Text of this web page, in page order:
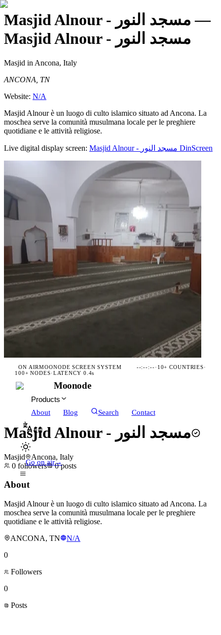
Masjid Alnour - مسجد النور —
Masjid Alnour - مسجد النور
Masjid in Ancona, Italy
ANCONA, TN
Website: N/A
Masjid Alnour è un luogo di culto islamico situato ad Ancona. La
moschea serve la comunità musulmana locale per le preghiere
quotidiane e le attività religiose.
Live digital display screen: Masjid Alnour - مسجد النور DinScreen
ON AIRMOONODE SCREEN SYSTEM --:--:--· 10+ COUNTRIES·
100+ NODES·LATENCY 0.4s
Moonode
Products
About
Blog Search Contact
EN
Go on air→
Masjid Alnour - مسجد النور
Masjid
Ancona, Italy
0 followers 0 posts
About
Masjid Alnour è un luogo di culto islamico situato ad Ancona. La
moschea serve la comunità musulmana locale per le preghiere
quotidiane e le attività religiose.
ANCONA, TN
N/A
0
Followers
0
Posts